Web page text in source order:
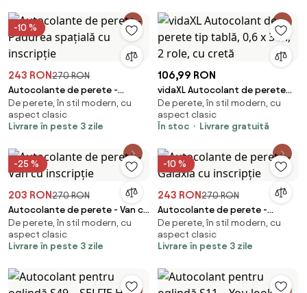
-10 %
243 RON270 RON
Autocolante de perete -
Pădurea spațială cu inscripție
De perete, în stil modern, cu
aspect clasic
Livrare în peste 3 zile
106,99 RON
vidaXL Autocolant de perete
tip tablă, 0,6 x 3 m, 2 role, cu
cretă
De perete, în stil modern, cu
aspect clasic
În stoc
Livrare gratuită
-25 %
203 RON270 RON
Autocolante de perete - Van cu
inscripție
De perete, în stil modern, cu
aspect clasic
Livrare în peste 3 zile
-10 %
243 RON270 RON
Autocolante de perete -
Galaxia cu inscripție
De perete, în stil modern, cu
aspect clasic
Livrare în peste 3 zile